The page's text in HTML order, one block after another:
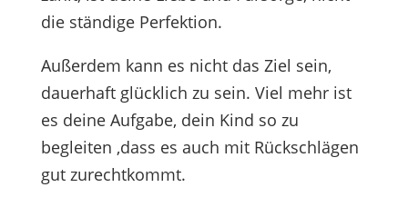
die ständige Perfektion.
Außerdem kann es nicht das Ziel sein,
dauerhaft glücklich zu sein. Viel mehr ist
es deine Aufgabe, dein Kind so zu
begleiten ,dass es auch mit Rückschlägen
gut zurechtkommt.